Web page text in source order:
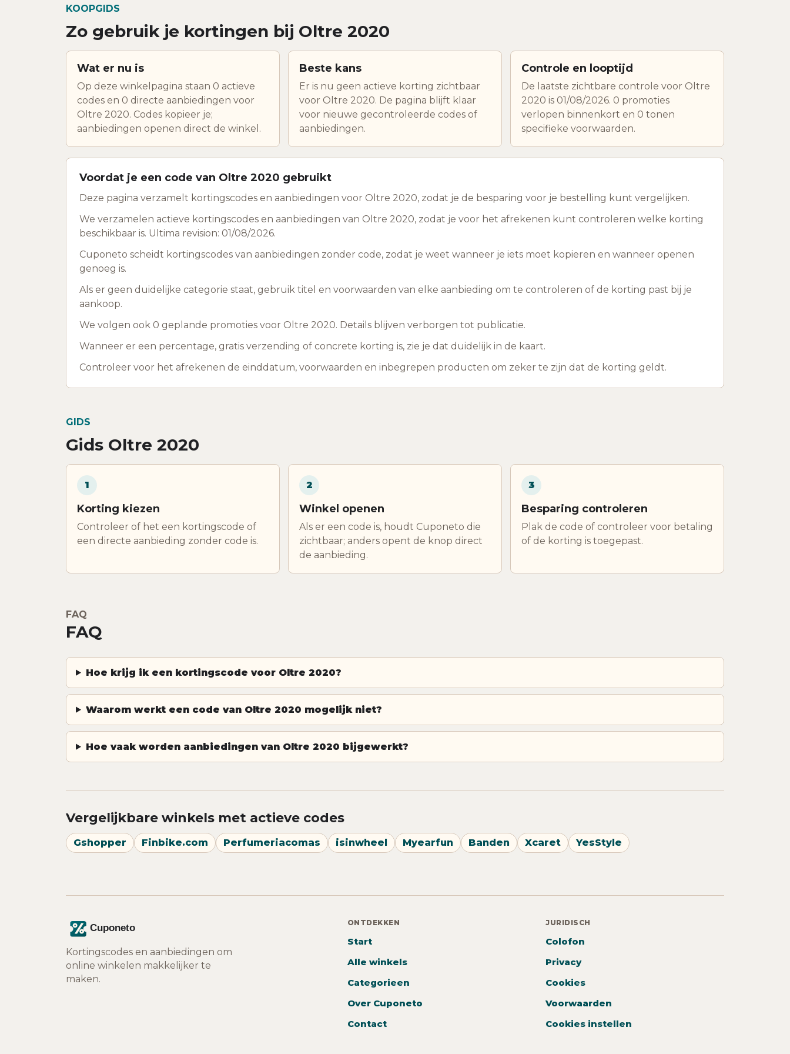
KOOPGIDS
Zo gebruik je kortingen bij Oltre 2020
Wat er nu is
Op deze winkelpagina staan 0 actieve
codes en 0 directe aanbiedingen voor
Oltre 2020. Codes kopieer je;
aanbiedingen openen direct de winkel.
Beste kans
Er is nu geen actieve korting zichtbaar
voor Oltre 2020. De pagina blijft klaar
voor nieuwe gecontroleerde codes of
aanbiedingen.
Controle en looptijd
De laatste zichtbare controle voor Oltre
2020 is 01/08/2026. 0 promoties
verlopen binnenkort en 0 tonen
specifieke voorwaarden.
Voordat je een code van Oltre 2020 gebruikt
Deze pagina verzamelt kortingscodes en aanbiedingen voor Oltre 2020, zodat je de besparing voor je bestelling kunt vergelijken.
We verzamelen actieve kortingscodes en aanbiedingen van Oltre 2020, zodat je voor het afrekenen kunt controleren welke korting
beschikbaar is. Ultima revision: 01/08/2026.
Cuponeto scheidt kortingscodes van aanbiedingen zonder code, zodat je weet wanneer je iets moet kopieren en wanneer openen
genoeg is.
Als er geen duidelijke categorie staat, gebruik titel en voorwaarden van elke aanbieding om te controleren of de korting past bij je
aankoop.
We volgen ook 0 geplande promoties voor Oltre 2020. Details blijven verborgen tot publicatie.
Wanneer er een percentage, gratis verzending of concrete korting is, zie je dat duidelijk in de kaart.
Controleer voor het afrekenen de einddatum, voorwaarden en inbegrepen producten om zeker te zijn dat de korting geldt.
GIDS
Gids Oltre 2020
1
Korting kiezen
Controleer of het een kortingscode of
een directe aanbieding zonder code is.
2
Winkel openen
Als er een code is, houdt Cuponeto die
zichtbaar; anders opent de knop direct
de aanbieding.
3
Besparing controleren
Plak de code of controleer voor betaling
of de korting is toegepast.
FAQ
FAQ
Hoe krijg ik een kortingscode voor Oltre 2020?
Waarom werkt een code van Oltre 2020 mogelijk niet?
Hoe vaak worden aanbiedingen van Oltre 2020 bijgewerkt?
Vergelijkbare winkels met actieve codes
Gshopper Finbike.com Perfumeriacomas isinwheel Myearfun Banden Xcaret YesStyle
Kortingscodes en aanbiedingen om
online winkelen makkelijker te
maken.
ONTDEKKEN
Start
Alle winkels
Categorieen
Over Cuponeto
Contact
JURIDISCH
Colofon
Privacy
Cookies
Voorwaarden
Cookies instellen